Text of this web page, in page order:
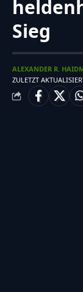
Sieg
ZULETZT
ALEXANDER R.